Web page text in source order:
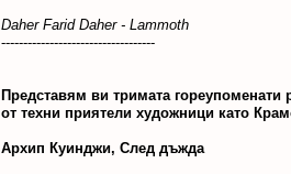
Daher Farid Daher - Lammoth
-----------------------------------
Представям ви тримата
от техни приятели художници като
Архип Куинджи, След дъжда